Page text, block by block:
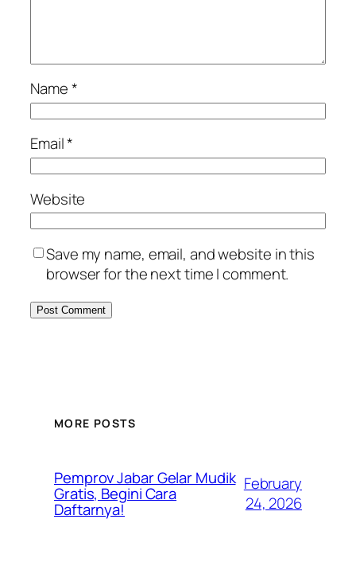
Name*
Email*
Website
Save my name, email, and website in this
browser for the next time I comment.
MORE POSTS
Pemprov Jabar Gelar Mudik
Gratis, Begini Cara
Daftarnya!
February
24, 2026